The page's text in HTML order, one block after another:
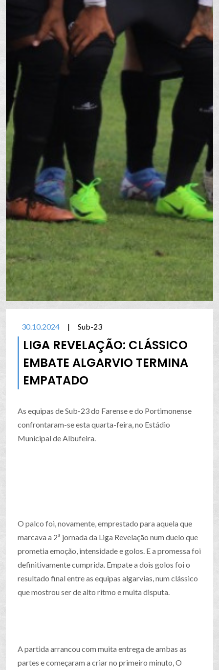
30.10.2024 | Sub-23
LIGA REVELAÇÃO: CLÁSSICO
EMBATE ALGARVIO TERMINA
EMPATADO
As equipas de Sub-23 do Farense e do Portimonense
confrontaram-se esta quarta-feira, no Estádio
Municipal de Albufeira.
O palco foi, novamente, emprestado para aquela que
marcava a 2ª jornada da Liga Revelação num duelo que
prometia emoção, intensidade e golos. E a promessa foi
definitivamente cumprida. Empate a dois golos foi o
resultado final entre as equipas algarvias, num clássico
que mostrou ser de alto ritmo e muita disputa.
A partida arrancou com muita entrega de ambas as
partes e começaram a criar no primeiro minuto, O